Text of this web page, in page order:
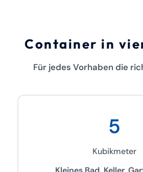
Container in
Für jedes Vorhaben die
5
Kubikmeter